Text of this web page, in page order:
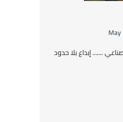
....... إبداع بلا حدود